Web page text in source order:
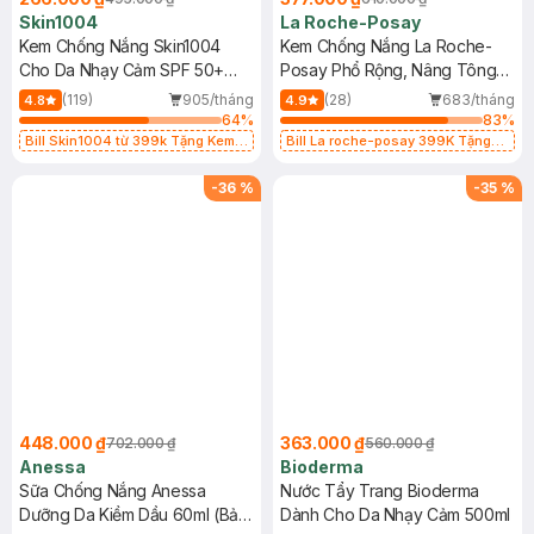
Skin1004
Kem Chống Nắng Skin1004
Cho Da Nhạy Cảm SPF 50+
50ml
4.8 (119)
905/tháng
64%
Bill Skin1004 từ 399k Tặng Kem
La Roche-Posay
Kem Chống Nắng La Roche-
Posay Phổ Rộng, Nâng Tông
Kiềm Dầu 50ml
4.9 (28)
683/tháng
83%
Bill La roche-posay 399K Tặng
-36 %
448.000 ₫702.000 ₫
Anessa
Sữa Chống Nắng Anessa
Dưỡng Da Kiềm Dầu 60ml (Bản
-35 %
363.000 ₫560.000 ₫
Bioderma
Nước Tẩy Trang Bioderma
Dành Cho Da Nhạy Cảm 500ml